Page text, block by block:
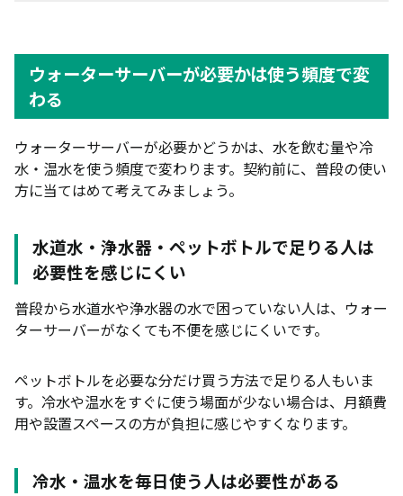
水道水・浄水器・ペットボトルで足りる人は必要性
を感じにくい
東京ガスなどで勧められた場合も条件確認が必要
ウォーターサーバーがいらないと感じる理由7つ
水を使い切れない・注文ノルマが負担
設置スペースと保管場所を取る
ボトル交換が重い
掃除やメンテナンスが面倒
使い勝手が生活に合わない
契約期間や解約金が気になる
一人暮らしで水の使用量が少ない人
ウォーターサーバーが必要かは使う頻度で変
わる
ウォーターサーバーが必要かどうかは、水を飲む量や冷
水・温水を使う頻度で変わります。契約前に、普段の使い
方に当てはめて考えてみましょう。
水道水・浄水器・ペットボトルで足りる人は
必要性を感じにくい
普段から水道水や浄水器の水で困っていない人は、ウォー
ターサーバーがなくても不便を感じにくいです。
ペットボトルを必要な分だけ買う方法で足りる人もいま
す。冷水や温水をすぐに使う場面が少ない場合は、月額費
用や設置スペースの方が負担に感じやすくなります。
冷水・温水を毎日使う人は必要性がある